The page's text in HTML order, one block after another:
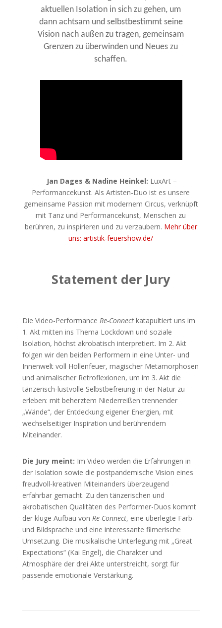
aktuellen Isolation in sich zu gehen, um
dann achtsam und selbstbestimmt seine
Vision nach außen zu tragen, gemeinsam
Grenzen zu überwinden und Neues zu
schaffen.
Jan Dages & Nadine Heinkel: LuxArt –
Performancekunst. Als Artisten-Duo ist es unsere
gemeinsame Passion mit modernem Circus, verknüpft
mit Tanz und Performancekunst, Menschen zu
berühren, zu inspirieren und zu verzaubern. Mehr über
uns: artistik-feuershow.de/
Statement der Jury
Die Video-Performance Re-Connectkatapultiert uns im
1. Akt mitten ins Thema Lockdown und soziale
Isolation, höchst akrobatisch interpretiert. Im 2. Akt
folgen wir den beiden Performern in eine Unter- und
Innenwelt voll Höllenfeuer, magischer Metamorphosen
und animalischer Retroflexionen, um im 3. Akt die
tänzerisch-lustvolle Selbstbefreiung in der Natur zu
erleben: mit beherztem Niederreißen trennender
„Wände“, der Entdeckung eigener Energien, mit
wechselseitiger Inspiration und berührendem
Miteinander.
Die Jury meint: Im Video werden die Erfahrungen in
der Isolation sowie die postpandemische Vision eines
freudvoll-kreativen Miteinanders überzeugend
erfahrbar gemacht. Zu den tänzerischen und
akrobatischen Qualitäten des Performer-Duos kommt
der kluge Aufbau von Re-Connect, eine überlegte Farb-
und Bildsprache und eine interessante filmerische
Umsetzung. Die musikalische Unterlegung mit „Great
Expectations“ (Kai Engel), die Charakter und
Atmosphäre der drei Akte unterstreicht, sorgt für
passende emotionale Verstärkung.